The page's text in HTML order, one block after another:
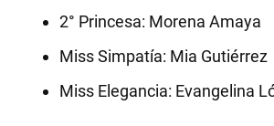
2° Princesa: Morena Amaya
Miss Simpatía: Mia Gutiérrez
Miss Elegancia: Evangelina